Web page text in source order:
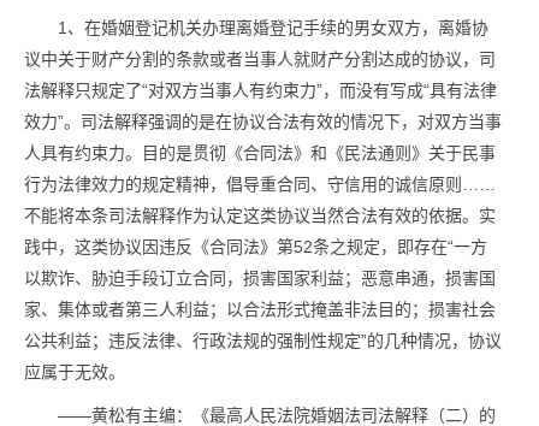
1、在婚姻登记机关办理离婚登记手续的男女双方，离婚协
议中关于财产分割的条款或者当事人就财产分割达成的协议，司
法解释只规定了“对双方当事人有约束力”，而没有写成“具有法律
效力”。司法解释强调的是在协议合法有效的情况下，对双方当事
人具有约束力。目的是贯彻《合同法》和《民法通则》关于民事
行为法律效力的规定精神，倡导重合同、守信用的诚信原则……
不能将本条司法解释作为认定这类协议当然合法有效的依据。实
践中，这类协议因违反《合同法》第52条之规定，即存在“一方
以欺诈、胁迫手段订立合同，损害国家利益；恶意串通，损害国
家、集体或者第三人利益；以合法形式掩盖非法目的；损害社会
公共利益；违反法律、行政法规的强制性规定”的几种情况，协议
应属于无效。
——黄松有主编：《最高人民法院婚姻法司法解释（二）的